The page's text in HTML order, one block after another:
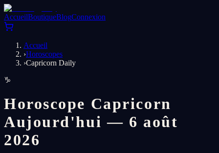
AccueilBoutiqueBlogConnexion
Accueil
›Horoscopes
›Capricorn Daily
♑
Horoscope Capricorn
Aujourd'hui — 6 août
2026